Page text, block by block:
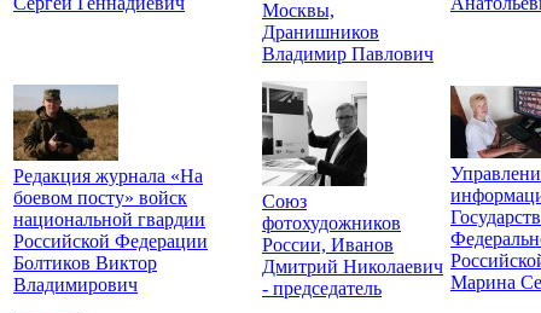
Москвы,
Дранишников
Владимир Павлович
Редакция журнала «На
боевом посту» войск
национальной гвардии
Российской Федерации
Болтиков Виктор
Владимирович
Союз
фотохудожников
России, Иванов
Дмитрий Николаевич
- председатель
Марина